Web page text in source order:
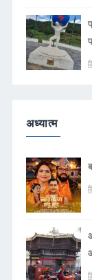
अध्यात्म